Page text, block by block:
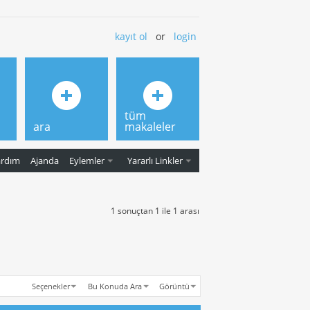
kayıt ol or login
Ajanda Eylemler Yararlı Linkler
ara
tüm
makaleler
1 sonuçtan 1 ile 1 arası
Seçenekler Bu Konuda Ara Görüntü